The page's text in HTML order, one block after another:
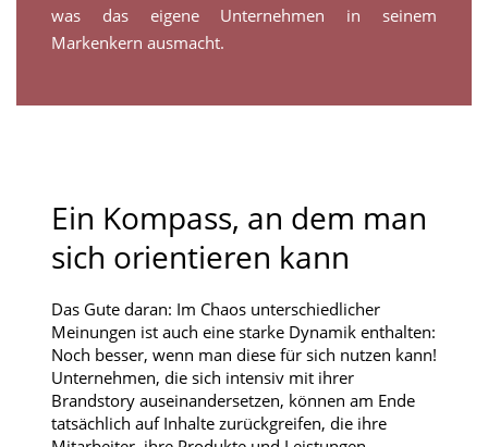
was das eigene Unternehmen in seinem
Markenkern ausmacht.
Ein Kompass, an dem man
sich orientieren kann
Das Gute daran: Im Chaos unterschiedlicher
Meinungen ist auch eine starke Dynamik enthalten:
Noch besser, wenn man diese für sich nutzen kann!
Unternehmen, die sich intensiv mit ihrer
Brandstory auseinandersetzen, können am Ende
tatsächlich auf Inhalte zurückgreifen, die ihre